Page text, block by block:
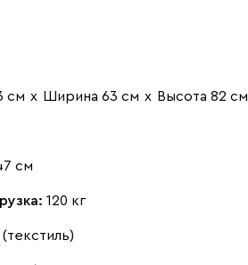
см х Ширина 63 см х Высота 82 см
см
120 кг
(текстиль)